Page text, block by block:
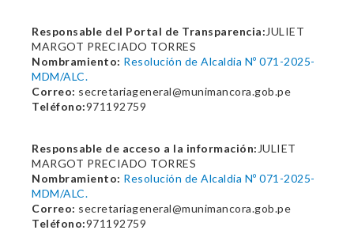
Responsable del Portal de Transparencia: JULIET
MARGOT PRECIADO TORRES
Nombramiento: Resolución de Alcaldia Nº 071-2025-
MDM/ALC.
Correo: secretariageneral@munimancora.gob.pe
Teléfono:971192759
Responsable de acceso a la información: JULIET
MARGOT PRECIADO TORRES
Nombramiento: Resolución de Alcaldia Nº 071-2025-
MDM/ALC.
Correo: secretariageneral@munimancora.gob.pe
Teléfono:971192759